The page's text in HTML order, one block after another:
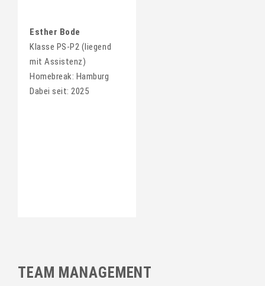
Esther Bode
Klasse PS-P2 (liegend
mit Assistenz)
Homebreak: Hamburg
Dabei seit: 2025
TEAM MANAGEMENT